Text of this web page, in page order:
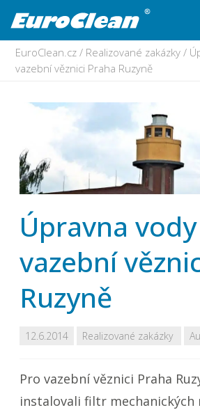
EuroClean.cz / Realizované zakázky /
vazební věznici Praha Ruzyně
Úpravna
vazební
Ruzyně
12.6.2014 Realizované zakázky
Pro vazební věznici Praha
instalovali filtr mechanických